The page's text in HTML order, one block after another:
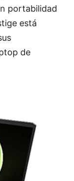
portabilidad
está
de